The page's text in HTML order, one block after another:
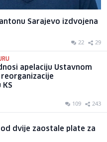
Sarajevo izdvojena
22 29
apelaciju Ustavnom
reorganizacije
109 243
od dvije zaostale plate za